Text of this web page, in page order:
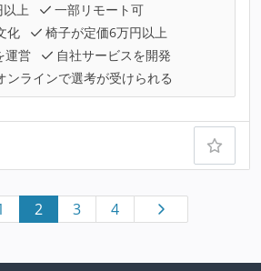
上
一部リモート可
化
椅子が定価6万円以上
運営
自社サービスを開発
ンラインで選考が受けられる
2 3 4